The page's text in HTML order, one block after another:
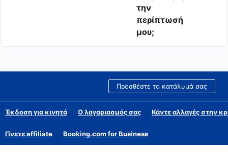
την
περίπτωσή
μου;
Προσθέστε το κατάλυμά σας
Έκδοση για κινητά Ο λογαριασμός σας Κάντε αλλαγές στην
Γίνετε affiliate Booking.com for Business